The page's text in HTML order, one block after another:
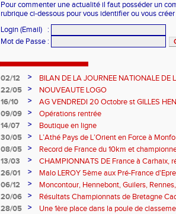
Pour commenter une actualité il faut posséder un
rubrique ci-dessous pour vous identifier ou vous
Login (Email)
:
Mot de Passe :
02/12 >
BILAN DE LA JOURNEE NATIONALE DE
FFA 2024.
22/05 >
NOUVEAUTE LOGO
16/10
>
AG VENDREDI 20 Octobre st GILLES
09/09
>
Opérations rentrée
14/07
>
Boutique en ligne
30/05
>
L’Athé Pays de L’Orient en Force à
08/05
>
Record de France du 10km et
13/03
>
CHAMPIONNATS DE France à Carhaix,
L’orient
26/01 >
Malo LEROY 5ème aux Pré-France
06/12
>
Moncontour, Hennebont, Guilers,
étaient ce week-end aux quatre coins de
également en Sarthe !!!
20/06 >
Résultats Championnats de Bretagne
28/05
>
Une 1ère place dans la poule de